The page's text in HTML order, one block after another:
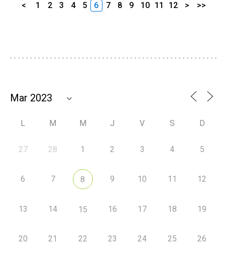
< 1 2 3 4 5 6 7 8 9 10 11 12 > >>
L M M J V S D
27 28 1 2 3 4 5
6 7 8 9 10 11 12
13 14 15 16 17 18 19
20 21 22 23 24 25 26